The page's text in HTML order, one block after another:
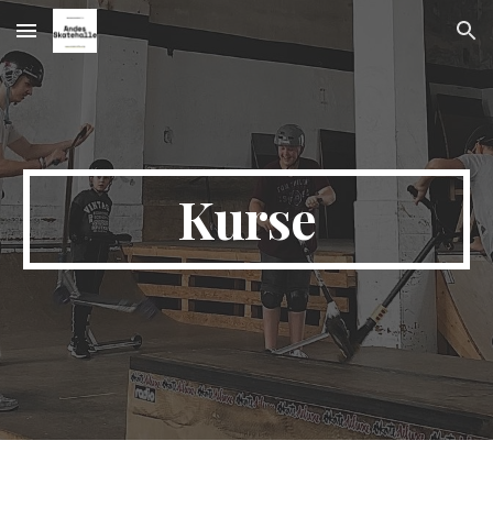
Skip to main content Skip to navigation
Kurse